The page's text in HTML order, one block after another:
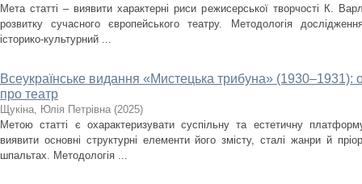
Мета статті – виявити характерні риси режисерської творчості К.
розвитку сучасного європейського театру. Методологія
історико-культурний ...
Всеукраїнське видання «Мистецька трибуна» (1930–1931):
про театр
Щукіна, Юлія Петрівна (2025)
Метою статті є охарактеризувати суспільну та естетичну
виявити основні структурні елементи його змісту, сталі жанри й
шпальтах. Методологія ...